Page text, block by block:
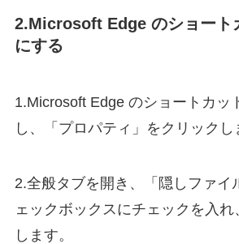
2.Microsoft Edge のショート
にする
1.Microsoft Edge のショートカッ
し、「プロパティ」をクリックし
2.全般タブを開き、「隠しファイ
ェックボックスにチェックを入れ
します。